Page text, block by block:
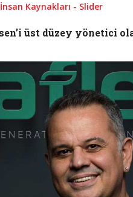
İnsan Kaynakları - Slider
üst düzey yönetici